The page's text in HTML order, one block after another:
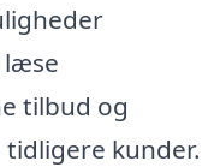
læse
tilbud og
kunder.